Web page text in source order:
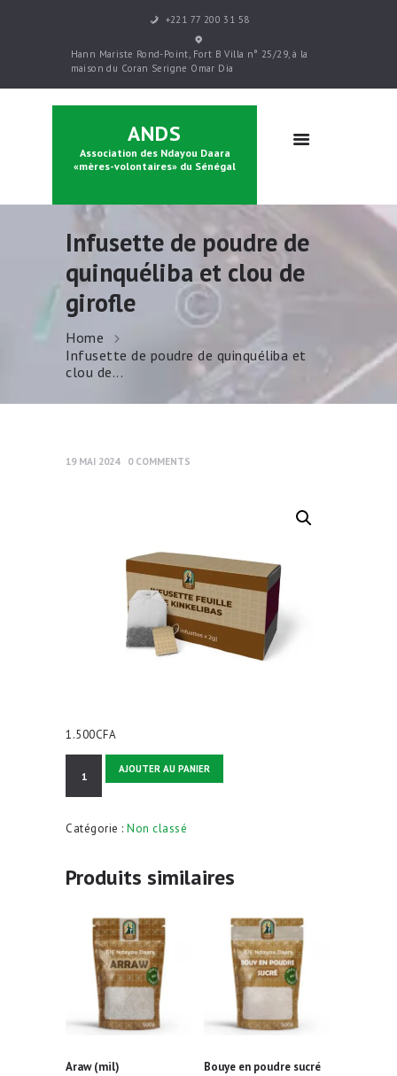
+221 77 200 31 58
Hann Mariste Rond-Point, Fort B Villa n° 25/29, à la
maison du Coran Serigne Omar Dia
ANDS
Association des Ndayou Daara
«mères-volontaires» du Sénégal
Infusette de poudre de
quinquéliba et clou de
girofle
Home
Infusette de poudre de quinquéliba et
clou de...
PRÉSENTATION
PARRAINAGE
CONTACTS
BOUTIQUE
19 MAI 2024 0 COMMENTS
1.500CFA
Infusette
poudre
et
girofle
AJOUTER AU PANIER
Catégorie : Non classé
Produits similaires
Araw (mil) Bouye en poudre sucré